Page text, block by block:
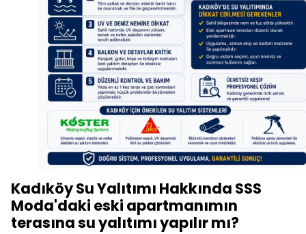
Kadıköy Su Yalıtımı Hakkında SSS
Moda'daki eski apartmanımın
terasına su yalıtımı yapılır mı?